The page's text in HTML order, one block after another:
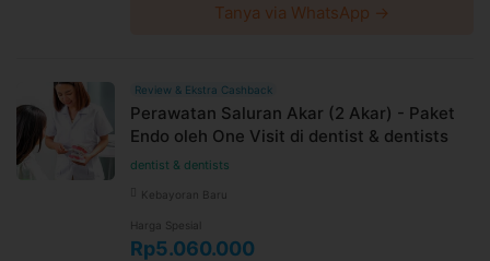
Tanya via WhatsApp →
Review & Ekstra Cashback
Perawatan Saluran Akar (2 Akar) - Paket
Endo oleh One Visit di dentist & dentists
dentist & dentists
Kebayoran Baru
Harga Spesial
Rp5.060.000